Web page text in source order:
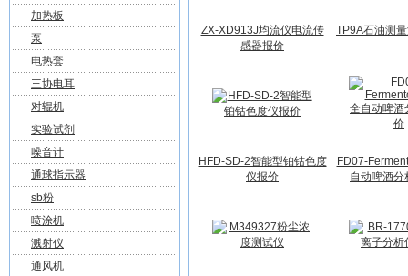
加热板
泵
电热套
三协电耳
对辊机
实验试剂
噪音计
通球指示器
sb粉
喷涂机
溅射仪
通风机
ZX-XD913J均流仪电流传
感器报价
TP9A石油测
HFD-SD-2智能型铂钴色度
仪报价
FD07-
自动啤酒分